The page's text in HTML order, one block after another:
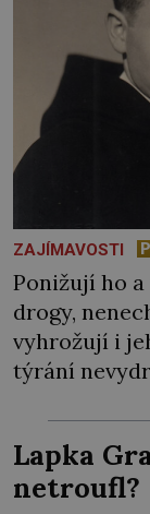
ZAJÍMAVOSTI
Ponižují ho
drogy,
vyhrožují i
týrání
jim potvrdí
nikdo
Syn
Lapka
netroufl?